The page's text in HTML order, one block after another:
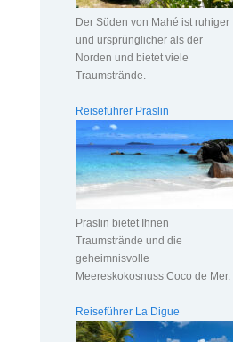
Der Süden von Mahé ist ruhiger
und ursprünglicher als der
Norden und bietet viele
Traumstrände.
Reiseführer Praslin
Praslin bietet Ihnen
Traumstrände und die
geheimnisvolle
Meereskokosnuss Coco de Mer.
Reiseführer La Digue